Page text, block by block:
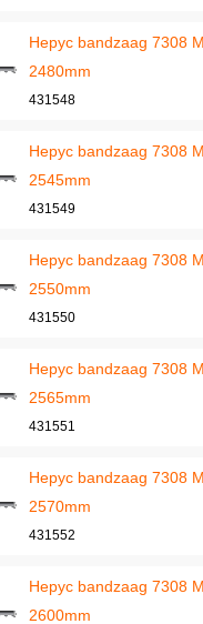
Hepyc bandzaag 7308
2480mm
431548
Hepyc bandzaag 7308
2545mm
431549
Hepyc bandzaag 7308
2550mm
431550
Hepyc bandzaag 7308
2565mm
431551
Hepyc bandzaag 7308
2570mm
431552
Hepyc bandzaag 7308
2600mm